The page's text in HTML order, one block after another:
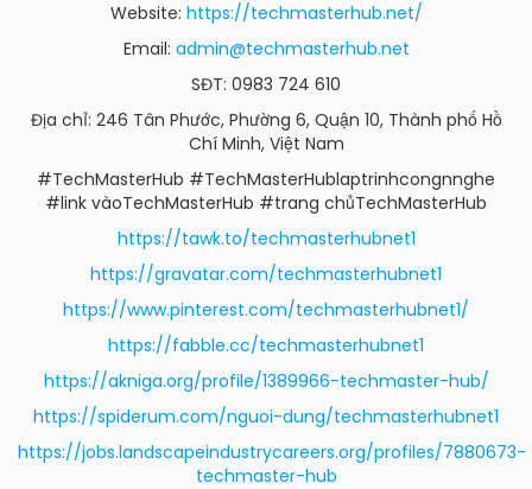
Website: https://techmasterhub.net/
Email: admin@techmasterhub.net
SĐT: 0983 724 610
Địa chỉ: 246 Tân Phước, Phường 6, Quận 10, Thành phố Hồ
Chí Minh, Việt Nam
#TechMasterHub #TechMasterHublaptrinhcongnnghe
#link vàoTechMasterHub #trang chủTechMasterHub
https://tawk.to/techmasterhubnet1
https://gravatar.com/techmasterhubnet1
https://www.pinterest.com/techmasterhubnet1/
https://fabble.cc/techmasterhubnet1
https://akniga.org/profile/1389966-techmaster-hub/
https://spiderum.com/nguoi-dung/techmasterhubnet1
https://jobs.landscapeindustrycareers.org/profiles/7880673-
techmaster-hub